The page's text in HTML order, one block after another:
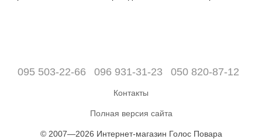
095 503-22-66 096 931-31-23 050 820-87-12
Контакты
Полная версия сайта
© 2007—2026 Интернет-магазин Голос Повара